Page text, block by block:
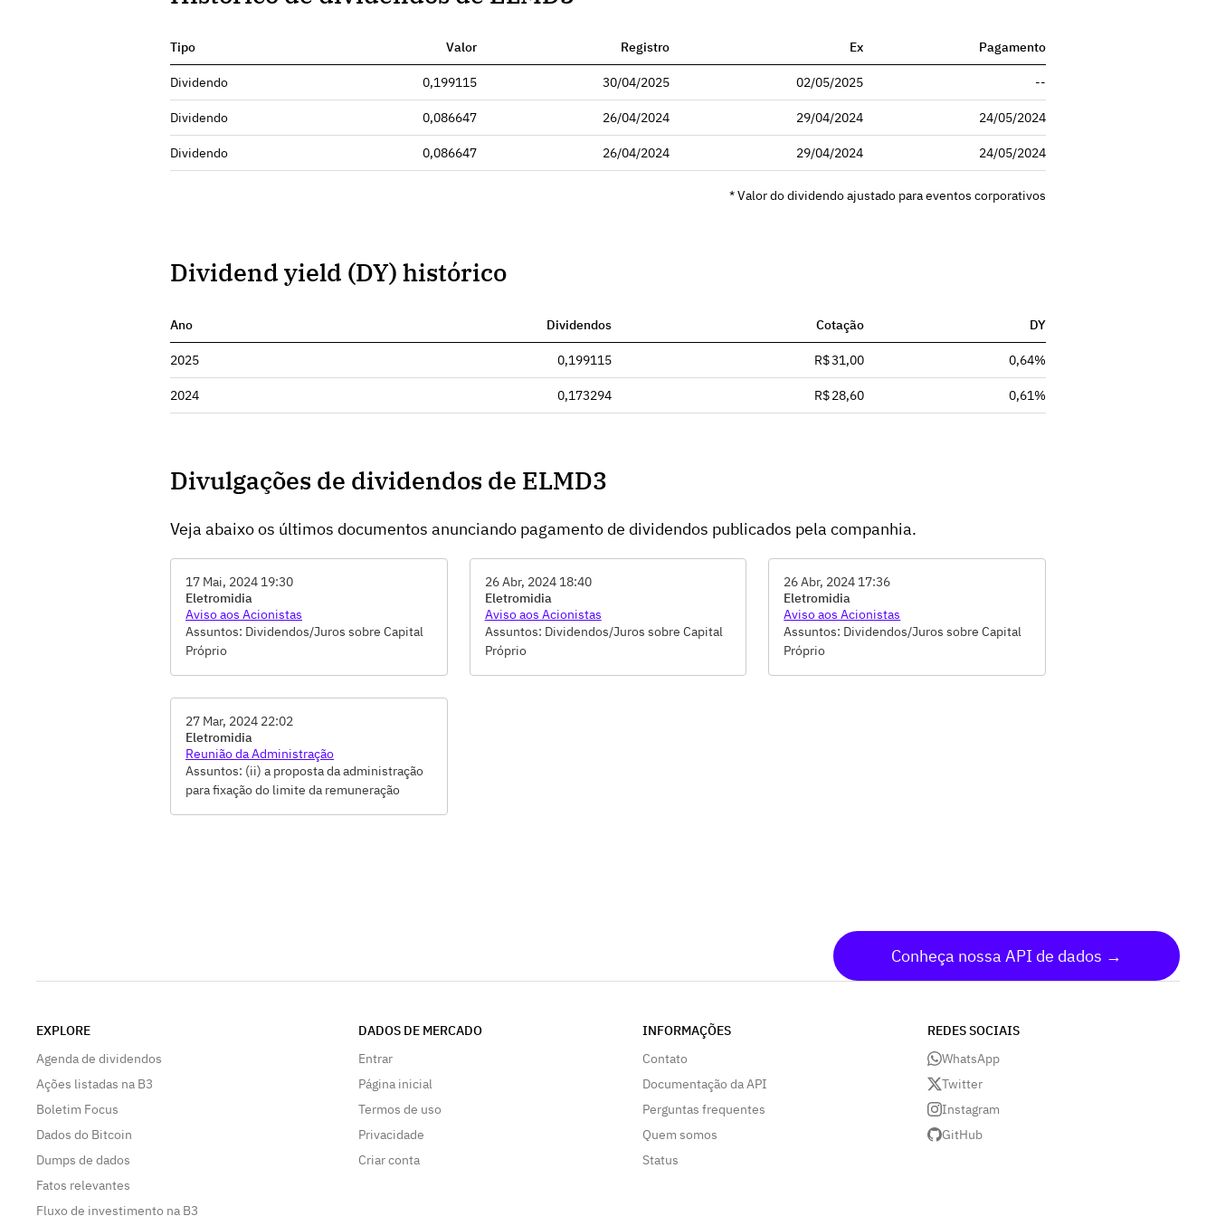
Tipo Valor Registro Ex Pagamento
Dividendo 0,199115 30/04/2025 02/05/2025 --
Dividendo 0,086647 26/04/2024 29/04/2024 24/05/2024
Dividendo 0,086647 26/04/2024 29/04/2024 24/05/2024
* Valor do dividendo ajustado para eventos corporativos
Dividend yield (DY) histórico
Ano Dividendos Cotação DY
2025 0,199115 R$ 31,00 0,64%
2024 0,173294 R$ 28,60 0,61%
Divulgações de dividendos de ELMD3
Veja abaixo os últimos documentos anunciando pagamento de dividendos publicados pela companhia.
17 Mai, 2024 19:30
Eletromidia
Aviso aos Acionistas
Assuntos: Dividendos/Juros sobre Capital
Próprio
26 Abr, 2024 18:40
Eletromidia
Aviso aos Acionistas
Assuntos: Dividendos/Juros sobre Capital
Próprio
26 Abr, 2024 17:36
Eletromidia
Aviso aos Acionistas
Assuntos: Dividendos/Juros sobre Capital
Próprio
27 Mar, 2024 22:02
Eletromidia
Reunião da Administração
Assuntos: (ii) a proposta da administração
para fixação do limite da remuneração
2024 (AGO 2024); e, discutir e deliberar
distribuição de dividendos relativos ao
exercício social encerrado em 31 de
Conheça nossa API de dados →
EXPLORE
Agenda de dividendos
Ações listadas na B3
Boletim Focus
Dados do Bitcoin
Dumps de dados
Fatos relevantes
Fluxo de investimento na B3
DADOS DE MERCADO
Entrar
Página inicial
Termos de uso
Privacidade
Criar conta
INFORMAÇÕES
Contato
Documentação da API
Perguntas frequentes
Quem somos
Status
REDES SOCIAIS
WhatsApp
Twitter
Instagram
GitHub